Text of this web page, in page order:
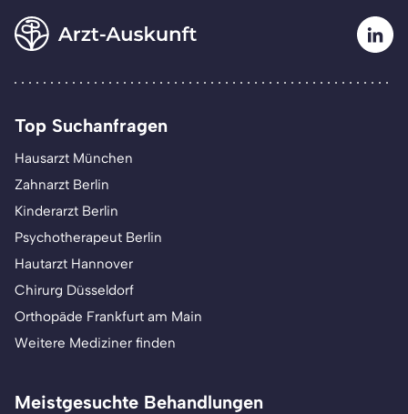
Top Suchanfragen
Hausarzt München
Zahnarzt Berlin
Kinderarzt Berlin
Psychotherapeut Berlin
Hautarzt Hannover
Chirurg Düsseldorf
Orthopäde Frankfurt am Main
Weitere Mediziner finden
Meistgesuchte Behandlungen